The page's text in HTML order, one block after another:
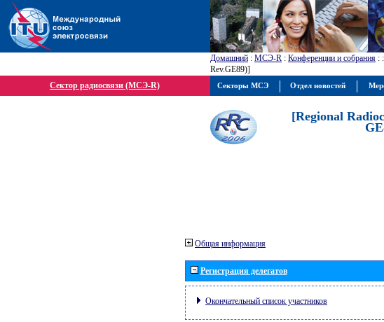
Домашний : МСЭ-R : Конференции и собрания :
Rev.GE89)]
Сектор радиосвязи (МСЭ-R)
[Regional
Общая информация
Регистрация делегатов
Окончательный список участников
Секторы МСЭ Отдел новостей